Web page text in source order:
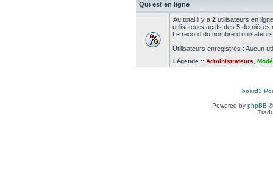
Qui est en ligne
Au total il y a 2 utilisateurs en
utilisateurs actifs des 5 dernières
Le record du nombre
Utilisateurs enregistrés : Aucun
Légende :: Administrateurs
board3
Powered by phpBB